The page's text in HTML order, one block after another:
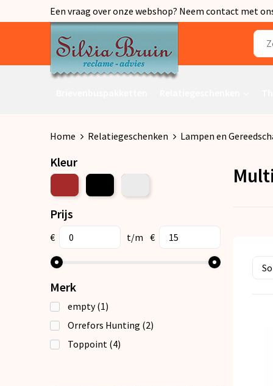
Een vraag over onze webshop? Neem contact met
Home Relatiegeschenken Lampen en
Kleur
Prijs
€ t/m €
Merk
empty (1)
Orrefors Hunting (2)
Toppoint (4)